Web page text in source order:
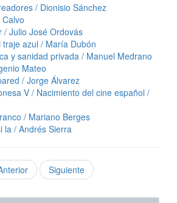
/ Dionisio Sánchez
/ Julio José Ordovás
traje azul / María Dubón
y sanidad privada / Manuel Medrano
Mateo
/ Jorge Álvarez
V / Nacimiento del cine español /
/ Mariano Berges
la / Andrés Sierra
Siguiente